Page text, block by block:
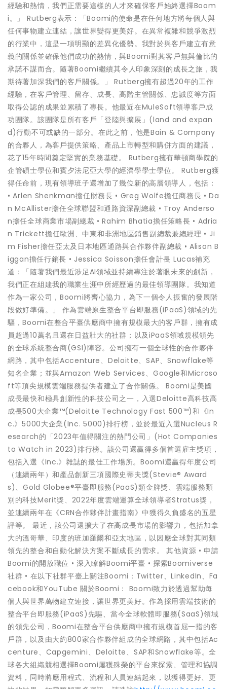
經驗和熱情，我們正需要這樣的人才來確保客戶始終選擇Boom
i。」 Rutberg表示：「Boomi的使命是在任何地方將每個人與
任何事物建立連結，讓世界變得更美好。在異常複雜和競爭激烈
的行業中，這是一項明顯的差異化優勢。我對於與客戶建立有意
義的關係並確保他們成功的熱情，與Boomi對其客戶無與倫比的
承諾不謀而合。隨著Boomi繼續其令人印象深刻的成長之旅，我
期待著加深我們的客戶關係。」 Rutberg擁有超過20年的工作
經驗，在客戶管理、留存、成長、高階主管關係、忠誠度等方面
取得公認的成果並累積了專長。他最近在MuleSoft領導客戶成
功團隊。該團隊是所有客戶「登陸與擴展」(land and expan
d)行動不可或缺的一部分。在此之前，他是Bain & Company
的合夥人，為客戶提供策略、產品上市轉型和購併方面的建議，
花了15年時間奠定堅實的業務基礎。 Rutberg擁有華頓商學院的
企管碩士學位和賓夕法尼亞大學的經濟學學士學位。 Rutberg獲
得任命前，現有領導班子還增加了幾位新的高層領導人，包括：
• Arlen Shenkman擔任財務長 • Greg Wolfe擔任商務長 • Da
n McAllister擔任全球聯盟和通路資深副總裁 • Troy Anderso
n擔任全球商業市場副總裁 • Rahim Bhatia擔任策略長 • Adria
n Trickett擔任歐洲、中東和非洲地區銷售副總裁兼總經理 • Ji
m Fisher擔任亞太及日本地區通路與合作夥伴副總裁 • Alison B
iggan擔任行銷長 • Jessica Soisson擔任會計長 Lucas補充
道：「隨著我們最近涉足AI領域並持續專注於著眼未來的創新，
我們正在組建我的職業生涯中所經歷過的最佳領導團隊。我知道
作為一家公司，Boomi將齊心協力，為下一個令人振奮的發展階
段做好準備。」 作為雲端原生整合平台即服務(iPaaS)領域的先
驅，Boomi在整合平臺供應商中擁有規模最大的客戶群，擁有成
員超過10萬名且還在日益壯大的社群；以及iPaaS領域規模領先
的全球系統整合商(GSI)陣容。公司擁有一個全球性的合作夥伴
網路，其中包括Accenture、Deloitte、SAP、Snowflake等
知名企業；並與Amazon Web Services、Google和Microso
ft等頂尖規模雲端服務提供者建立了合作關係。 Boomi是美國
成長最快和極具創新性的科技公司之一，入選Deloitte高科技高
成長500大企業™(Deloitte Technology Fast 500™)和《In
c.》5000大企業(Inc. 5000)排行榜，並於最近入選Nucleus R
esearch的「2023年值得關注的熱門公司」(Hot Companies
to Watch in 2023)排行榜。該公司還贏得多個首選雇主獎項，
包括入選《Inc.》雜誌的最佳工作場所。Boomi還贏得年度公司
（連續兩年）和產品創新三項國際史蒂夫獎(Stevie® Award
s)、Gold Globee®平臺即服務(PaaS)類金牌獎、雲端服務類
別的科技Merit獎、2022年度雲端運算全球領導者Stratus獎，
並連續兩年在《CRN合作夥伴計畫指南》中獲得久負盛名的五星
評等。 最近，該公司還擴大了在高成長市場的影響力，包括加拿
大的溫哥華、印度的班加羅爾和亞太地區，以因應全球對其同類
領先的整合和自動化解決方案不斷成長的需求。 其他資源 • 申請
Boomi的開放職位 • 深入瞭解Boomi平臺 • 探索Boomiverse
社群 • 在以下社群平臺上關注Boomi：Twitter、LinkedIn、Fa
cebook和YouTube 關於Boomi： Boomi致力於透過幫助每
個人與世界萬物建立連接，讓世界更美好。作為採用雲端技術的
整合平台即服務(iPaaS)先驅、當今全球軟體即服務(SaaS)領域
的領先公司，Boomi在整合平台供應商中擁有規模首屈一指的客
戶群，以及由大約800家合作夥伴組成的全球網路，其中包括Ac
centure、Capgemini、Deloitte、SAP和Snowflake等。全
球各大組織競相選擇Boomi屢獲殊榮的平台來探索、管理和協調
資料，同時將應用程式、流程和人員連結起來，以獲得更好、更